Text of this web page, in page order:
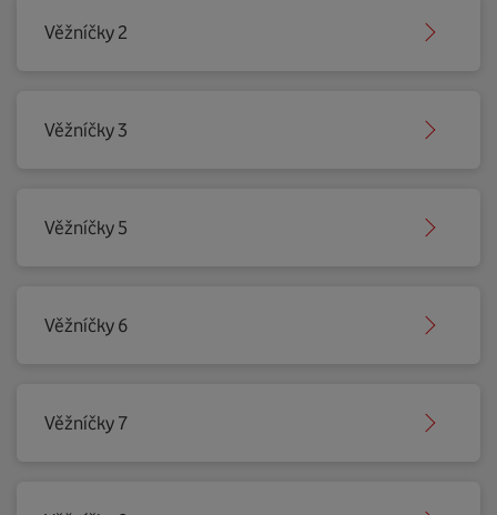
Věžníčky 2
Věžníčky 3
Věžníčky 5
Věžníčky 6
Věžníčky 7